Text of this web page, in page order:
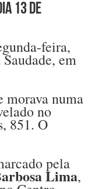
13 de
feira,
em
morava numa
no
851. O
pela
Lima,